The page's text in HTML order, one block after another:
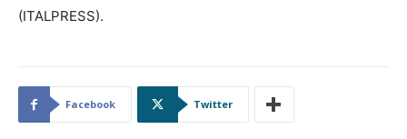
(ITALPRESS).
Facebook Twitter